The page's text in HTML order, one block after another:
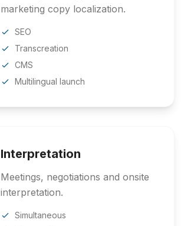
marketing copy localization.
SEO
Transcreation
CMS
Multilingual launch
Interpretation
Meetings, negotiations and onsite
interpretation.
Simultaneous